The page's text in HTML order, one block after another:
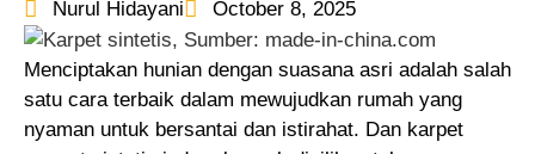
Nurul Hidayani October 8, 2025
Menciptakan hunian dengan suasana asri adalah salah
satu cara terbaik dalam mewujudkan rumah yang
nyaman untuk bersantai dan istirahat. Dan karpet